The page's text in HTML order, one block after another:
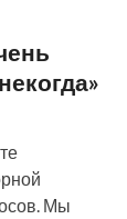
Мы